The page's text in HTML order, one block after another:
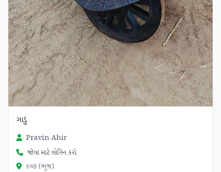
ગાડું
Pravin Ahir
જોવા માટે લોગિન કરો
કચ્છ (ભુજ)